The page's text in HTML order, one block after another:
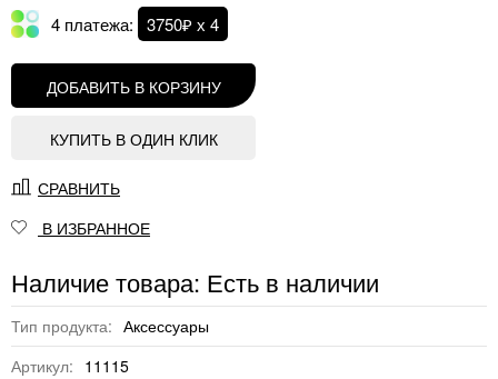
4 платежа: 3750₽ х 4
ДОБАВИТЬ В КОРЗИНУ
КУПИТЬ В ОДИН КЛИК
СРАВНИТЬ
В ИЗБРАННОЕ
Наличие товара: Есть в наличии
Тип продукта: Аксессуары
Артикул: 11115